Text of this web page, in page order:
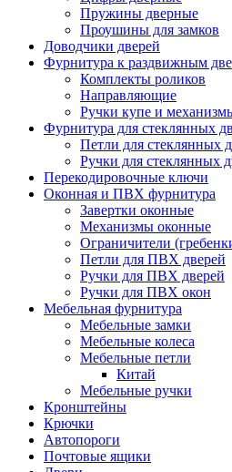
Пружины дверные
Проушины для замков
Доводчики дверей
Фурнитура к раздвижным
Комплекты роликов
Направляющие
Ручки купе и
Фурнитура для стеклянных
Петли для стеклянных
Ручки для стеклянных
Перекодировочные ключи
Оконная и ПВХ фурнитура
Завертки оконные
Механизмы оконные
Ограничители
Петли для ПВХ дверей
Ручки для ПВХ дверей
Ручки для ПВХ окон
Мебельная фурнитура
Мебельные замки
Мебельные колеса
Мебельные петли
Китай
Мебельные ручки
Кронштейны
Крючки
Автопороги
Почтовые ящики